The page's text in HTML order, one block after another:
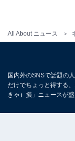
All About ニュース
国内外のSNSで話題の
だけでちょっと得する
きゃ）損」ニュースが盛